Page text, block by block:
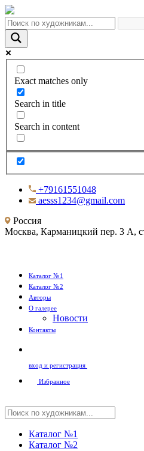
Exact matches only
Search in title
Search in content
+79161551048
aesss1234@gmail.com
Россия
Москва, Карманицкий пер. 3 А,
Каталог №1
Каталог №2
Авторы
О галерее
Новости
Контакты
вход и регистрация
Избранное
Каталог №1
Каталог №2